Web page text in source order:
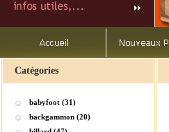
Catégories
babyfoot (31)
backgammon (20)